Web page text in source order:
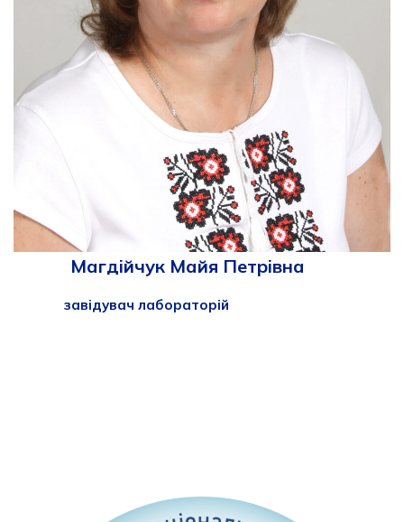
Магдійчук Майя Петрівна
завідувач лабораторій